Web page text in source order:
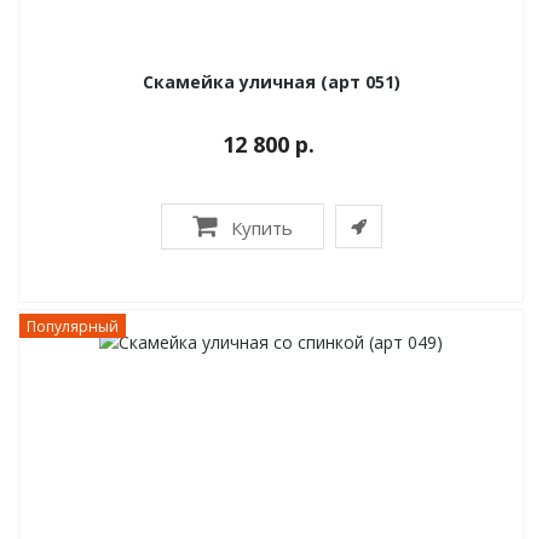
Скамейка уличная (арт 051)
12 800 р.
Купить
Популярный